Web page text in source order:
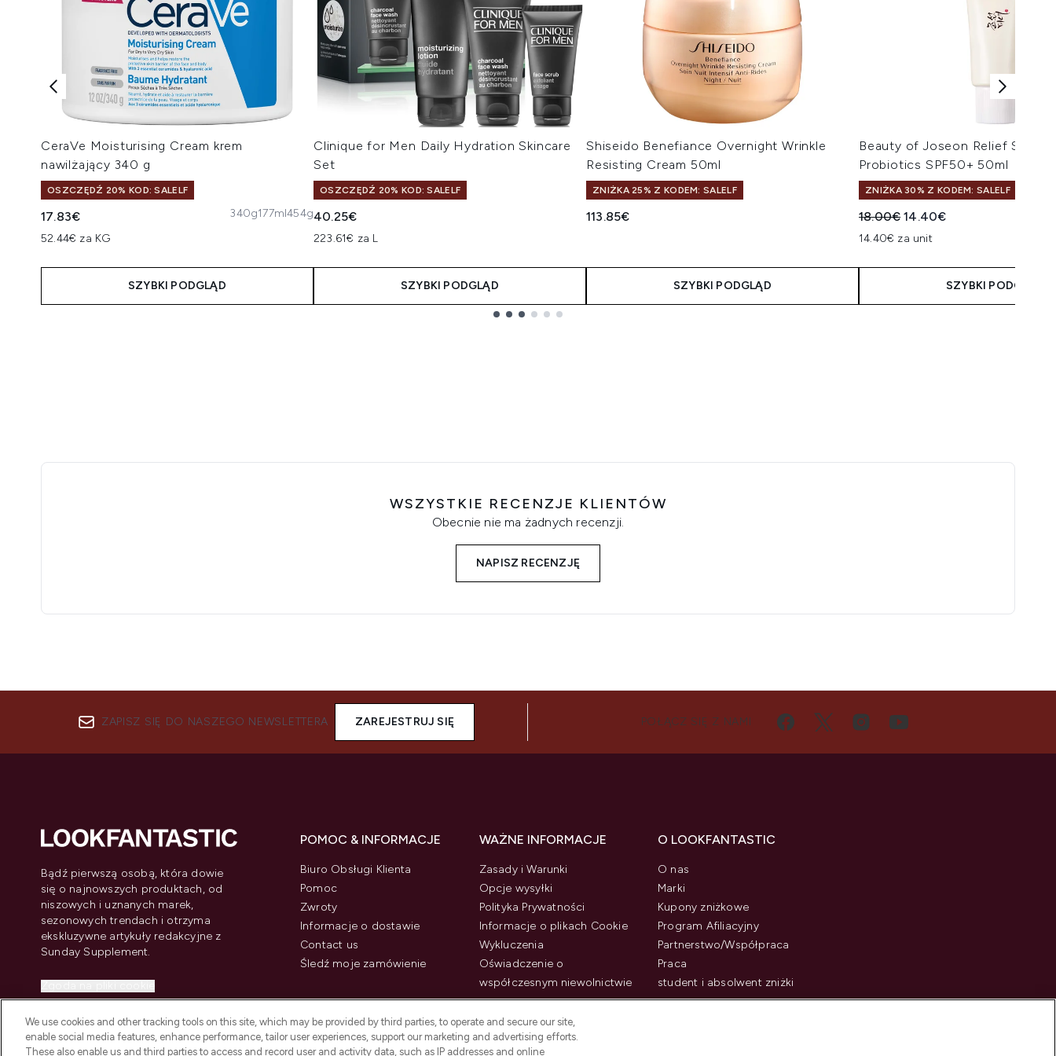
CeraVe Moisturising Cream krem
nawilżający 340 g
OSZCZĘDŹ 20% KOD: SALELF
17.83€
52.44€ za KG
340g177ml454g
SZYBKI PODGLĄD
Clinique for Men Daily Hydration Skincare
Set
OSZCZĘDŹ 20% KOD: SALELF
40.25€
223.61€ za L
SZYBKI PODGLĄD
Shiseido Benefiance Overnight Wrinkle
Resisting Cream 50ml
ZNIŻKA 25% Z KODEM: SALELF
113.85€
SZYBKI PODGLĄD
Beauty of Joseon Relief Sun
Probiotics SPF50+ 50ml
ZNIŻKA 30% Z KODEM: SALELF
Sugerowana cena detaliczna:
18.00€Aktualna cena:
14.40€
14.40€ za unit
SZYBKI PODGLĄD
WSZYSTKIE RECENZJE KLIENTÓW
Obecnie nie ma żadnych recenzji.
NAPISZ RECENZJĘ
ZAPISZ SIĘ DO NASZEGO NEWSLETTERA ZAREJESTRUJ SIĘ POŁĄCZ SIĘ Z NAMI
Bądź pierwszą osobą, która dowie
się o najnowszych produktach, od
niszowych i uznanych marek,
sezonowych trendach i otrzyma
ekskluzywne artykuły redakcyjne z
Sunday Supplement.
Information
POMOC & INFORMACJE
Biuro Obsługi Klienta
Pomoc
Zwroty
Informacje o dostawie
Contact us
Śledź moje zamówienie
WAŻNE INFORMACJE
Zasady i Warunki
Opcje wysyłki
Polityka Prywatności
Informacje o plikach Cookie
Wykluczenia
Oświadczenie o
współczesnym niewolnictwie
O LOOKFANTASTIC
O nas
Marki
Kupony zniżkowe
Program Afiliacyjny
Partnerstwo/Współpraca
Praca
student i absolwent zniżki
We use cookies and other tracking tools on this site, which may be provided by third parties, to operate and secure our site,
enable social media features, enhance performance, tailor user experiences, support our marketing and advertising efforts.
These also enable us and third parties to access and record user and activity data, such as IP addresses and online